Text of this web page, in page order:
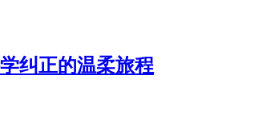
纠正的温柔旅程